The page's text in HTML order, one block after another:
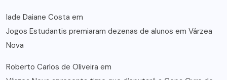
lade Daiane Costa em
Jogos Estudantis premiaram dezenas de alunos em Várzea
Nova
Roberto Carlos de Oliveira em